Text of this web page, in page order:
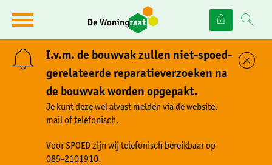
Naar hoofdinhoud
Naar hoofdnavigatiemenu
Naar de homepage
Ga naar Hoofd
I.v.m. de bouwvak zullen niet-spoed-
gerelateerde reparatieverzoeken na
de bouwvak worden opgepakt.
Je kunt deze wel alvast melden via de website,
mail of telefonisch.
Voor SPOED zijn wij telefonisch bereikbaar op
085-2101910.